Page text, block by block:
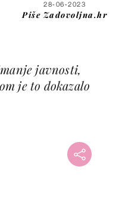
28-06-2023
Piše Zadovoljna.hr
javnosti,
je to dokazalo